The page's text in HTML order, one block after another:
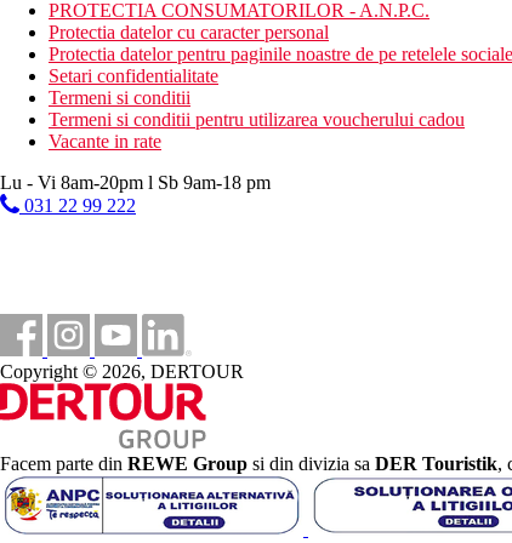
Clientii pot folosi barul de la piscina de la hotelurile Arion
Categoria oficiala
3 stele
Nota
https://arionhotelzante.com/arion-apartments.html
Distanţe
0 m
Distanta pana la plaja
9 km
Centrul orasului
Distanta de cel mai apropiat aeroport
Plaja
PROTECTIA CONSUMATORILOR - A.N.P.C.
Protectia datelor cu caracter personal
Protectia datelor pentru paginile noastre de pe retelele sociale
Setari confidentialitate
Termeni si conditii
Termeni si conditii pentru utilizarea voucherului cadou
Vacante in rate
Lu - Vi 8am-20pm l Sb 9am-18 pm
031 22 99 222
Copyright © 2026, DERTOUR
Facem parte din REWE Group si din divizia sa DER Touristik,